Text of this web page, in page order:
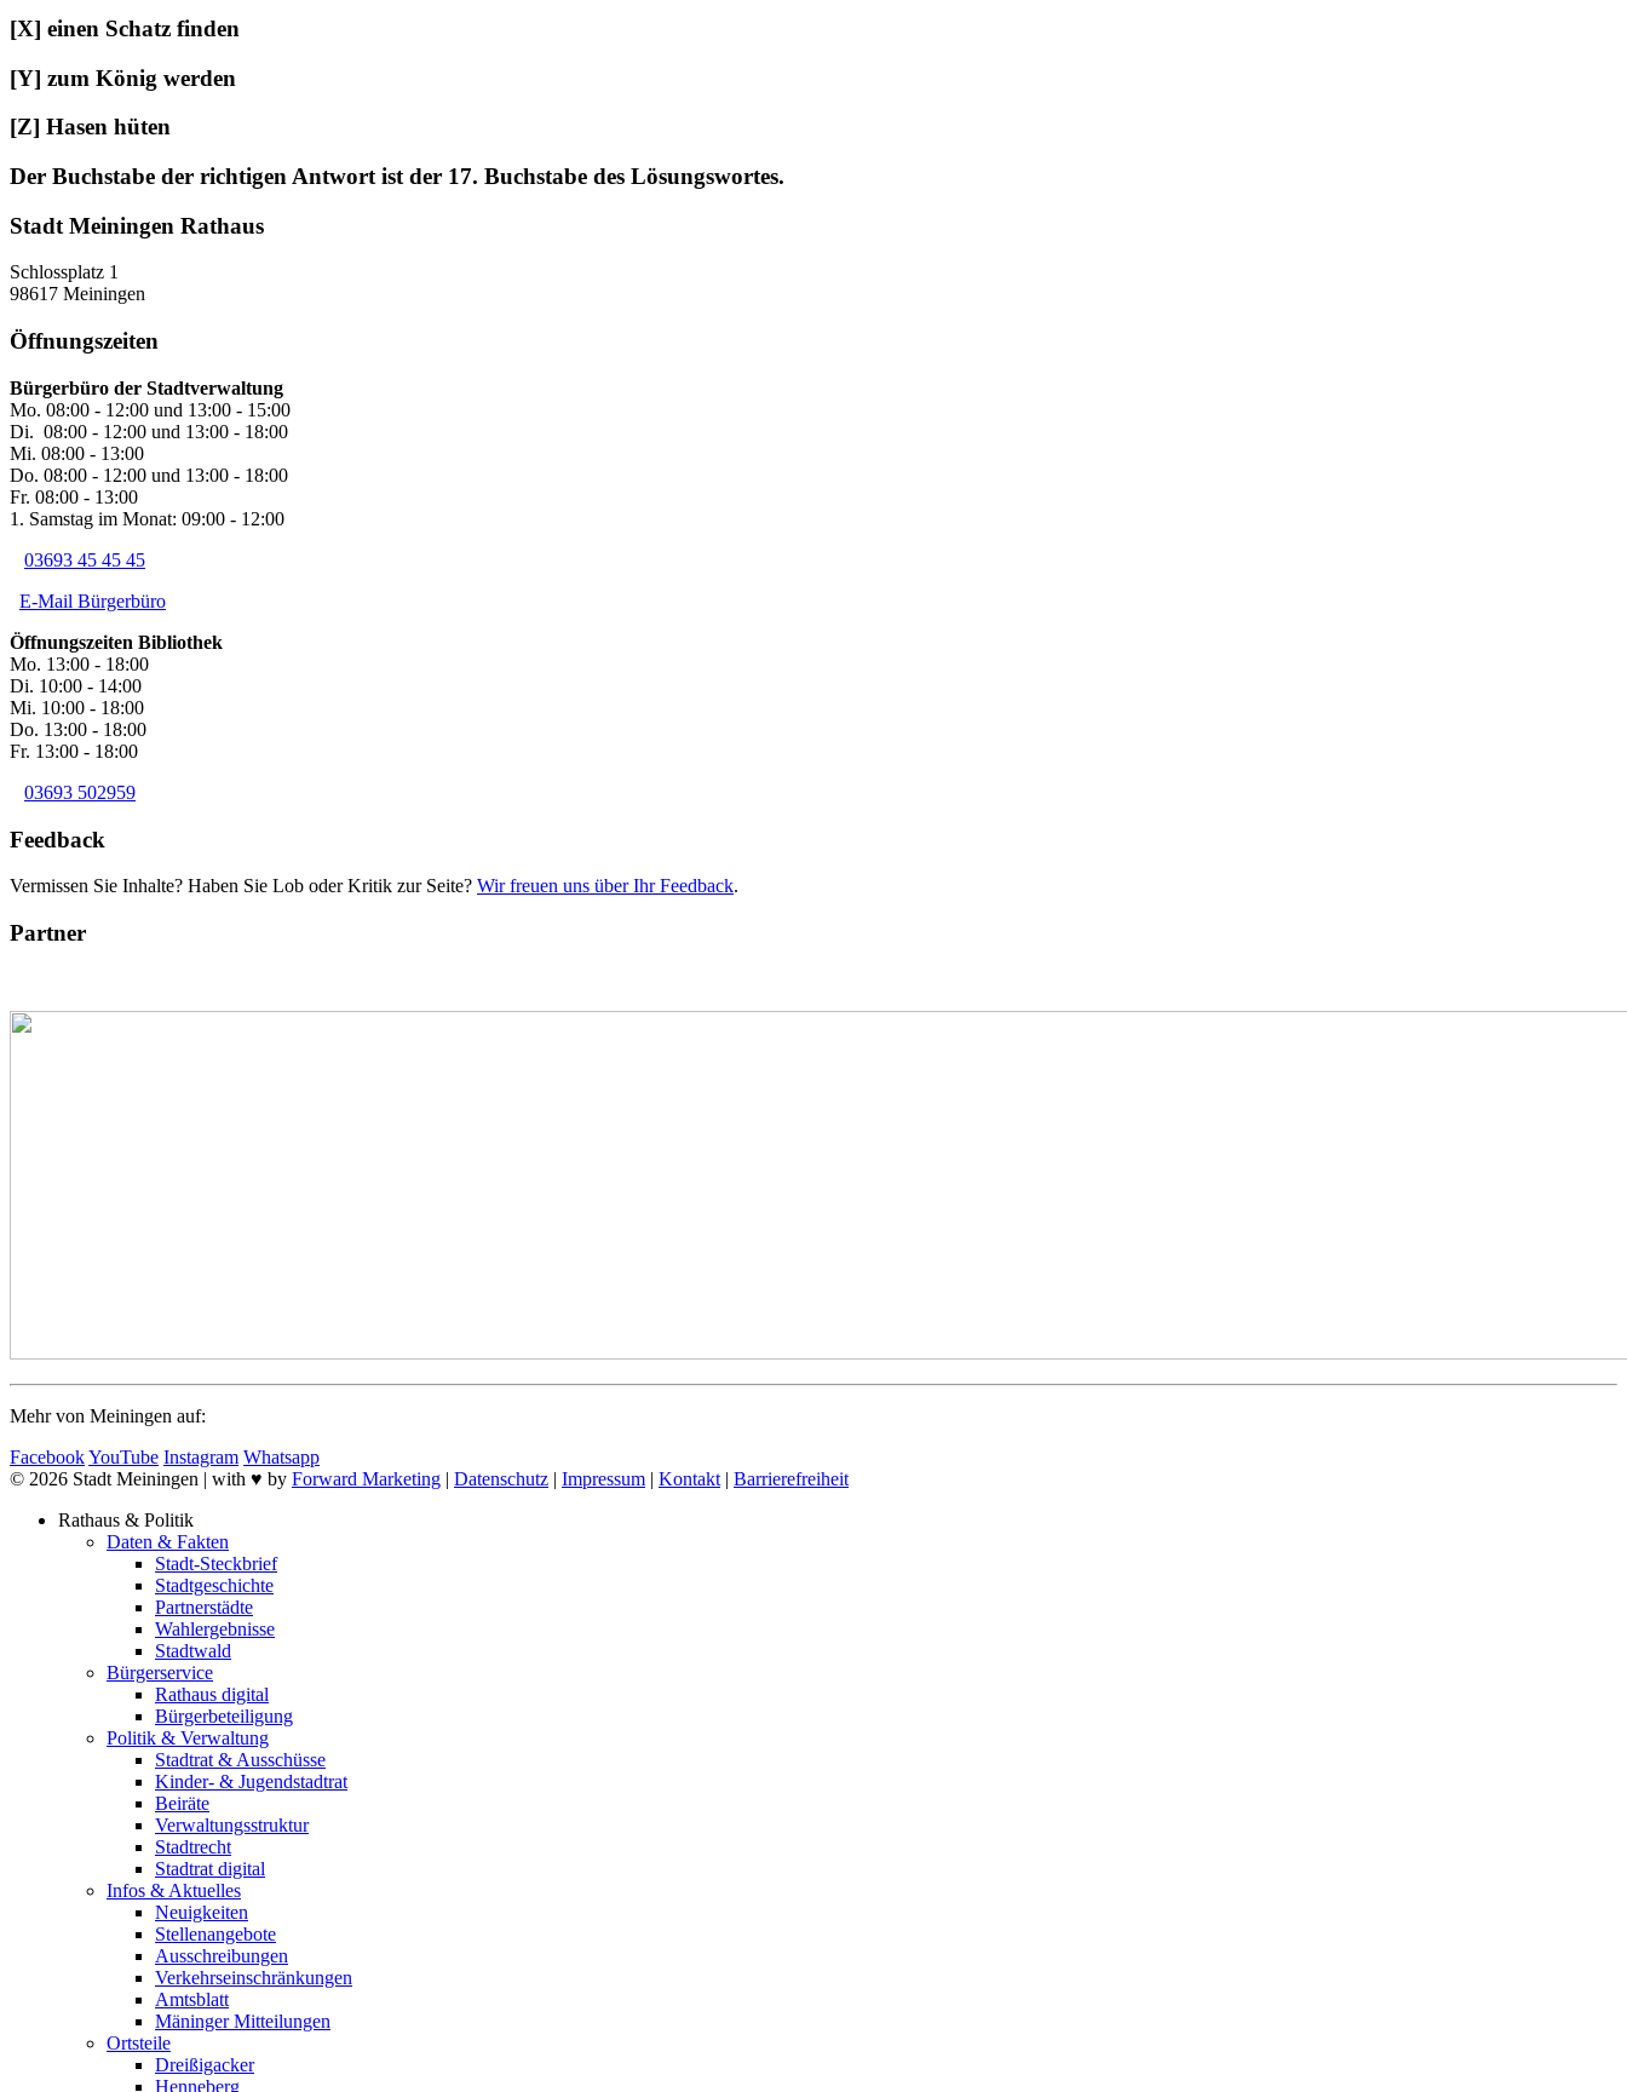
[X] einen Schatz finden
[Y] zum König werden
[Z] Hasen hüten
Der Buchstabe der richtigen Antwort ist der 17. Buchstabe des Lösungswortes.
Stadt Meiningen Rathaus
Schlossplatz 1
98617 Meiningen
Öffnungszeiten
Bürgerbüro der Stadtverwaltung
Mo. 08:00 - 12:00 und 13:00 - 15:00
Di. 08:00 - 12:00 und 13:00 - 18:00
Mi. 08:00 - 13:00
Do. 08:00 - 12:00 und 13:00 - 18:00
Fr. 08:00 - 13:00
1. Samstag im Monat: 09:00 - 12:00
03693 45 45 45
E-Mail Bürgerbüro
Öffnungszeiten Bibliothek
Mo. 13:00 - 18:00
Di. 10:00 - 14:00
Mi. 10:00 - 18:00
Do. 13:00 - 18:00
Fr. 13:00 - 18:00
03693 502959
Feedback
Vermissen Sie Inhalte? Haben Sie Lob oder Kritik zur Seite? Wir freuen uns über Ihr Feedback.
Partner
Mehr von Meiningen auf:
FacebookYouTube Instagram Whatsapp
© 2026 Stadt Meiningen | with ♥ by Forward Marketing | Datenschutz | Impressum | Kontakt | Barrierefreiheit
Rathaus & Politik
Daten & Fakten
Stadt-Steckbrief
Stadtgeschichte
Partnerstädte
Wahlergebnisse
Stadtwald
Bürgerservice
Rathaus digital
Bürgerbeteiligung
Politik & Verwaltung
Stadtrat & Ausschüsse
Kinder- & Jugendstadtrat
Beiräte
Verwaltungsstruktur
Stadtrecht
Stadtrat digital
Infos & Aktuelles
Neuigkeiten
Stellenangebote
Ausschreibungen
Verkehrs­einschränkungen
Amtsblatt
Mäninger Mitteilungen
Ortsteile
Dreißigacker
Henneberg